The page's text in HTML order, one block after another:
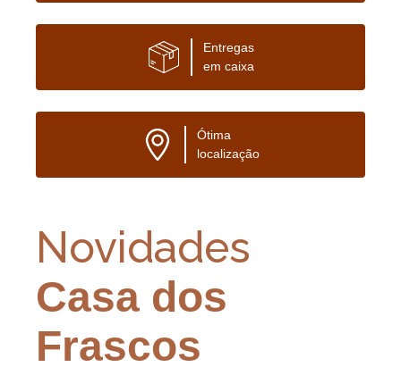
Entregas
em caixa
Ótima
localização
Novidades
Casa dos
Frascos